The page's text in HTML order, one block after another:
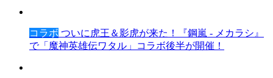
コラボ ついに虎王＆影虎が来た！『鋼嵐 - メカラシ』
で「魔神英雄伝ワタル」コラボ後半が開催！